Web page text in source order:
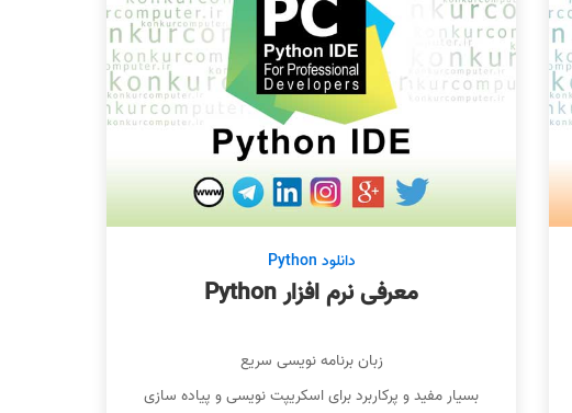
دانلود Python
معرفی نرم افزار Python
زبان برنامه نویسی سریع
بسیار مفید و پرکاربرد برای اسکریپت نویسی و پیاده سازی